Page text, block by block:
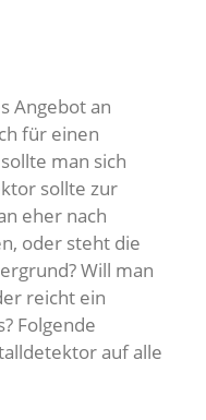
Angebot an
für einen
man sich
sollte zur
eher nach
oder steht die
Will man
reicht ein
Folgende
auf alle